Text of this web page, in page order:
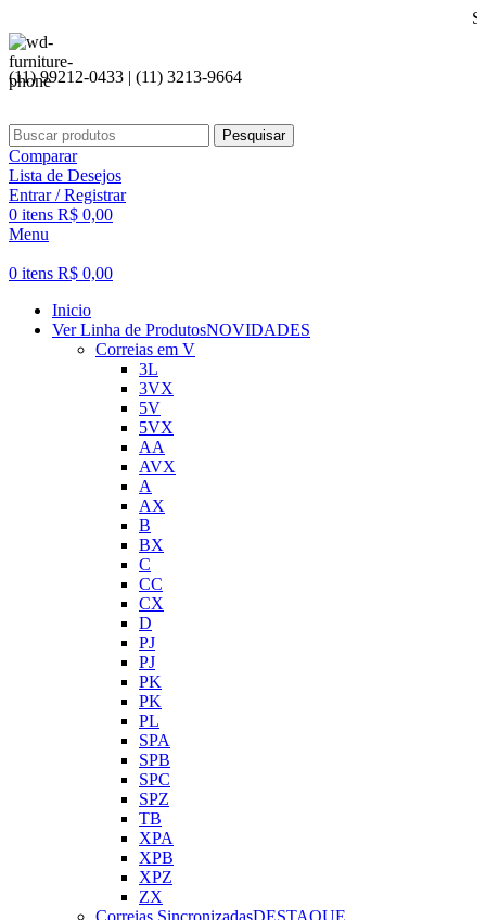
Seja bem
(11) 99212-0433 | (11) 3213-9664
Pesquisar
Comparar
Lista de Desejos
Entrar / Registrar
0 itens R$ 0,00
Menu
0 itens R$ 0,00
Inicio
Ver Linha de ProdutosNOVIDADES
Correias em V
3L
3VX
5V
5VX
AA
AVX
A
AX
B
BX
C
CC
CX
D
PJ
PJ
PK
PK
PL
SPA
SPB
SPC
SPZ
TB
XPA
XPB
XPZ
ZX
Correias SincronizadasDESTAQUE